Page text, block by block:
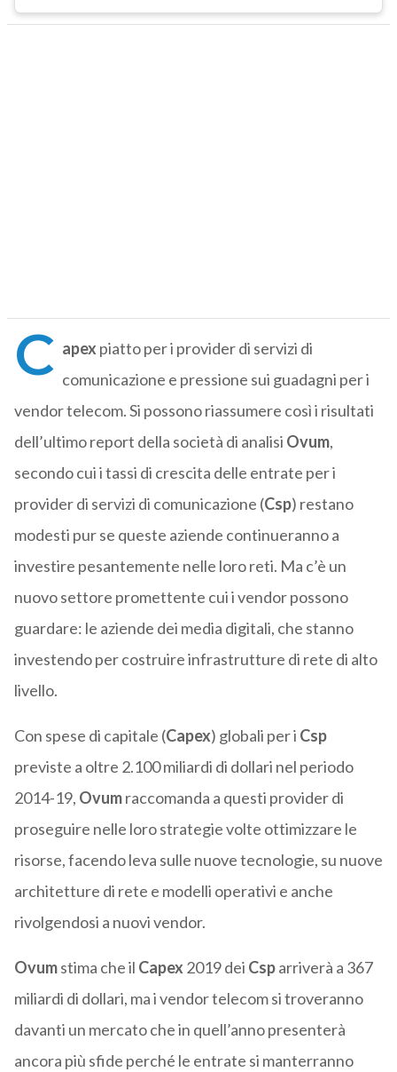
C apexpiatto per i provider di servizi di
comunicazione e pressione sui guadagni per i
vendor telecom. Si possono riassumere così i risultati
dell’ultimo report della società di analisi Ovum,
secondo cui i tassi di crescita delle entrate per i
provider di servizi di comunicazione (Csp) restano
modesti pur se queste aziende continueranno a
investire pesantemente nelle loro reti. Ma c’è un
nuovo settore promettente cui i vendor possono
guardare: le aziende dei media digitali, che stanno
investendo per costruire infrastrutture di rete di alto
livello.
Con spese di capitale (Capex) globali per i Csp
previste a oltre 2.100 miliardi di dollari nel periodo
2014-19, Ovumraccomanda a questi provider di
proseguire nelle loro strategie volte ottimizzare le
risorse, facendo leva sulle nuove tecnologie, su nuove
architetture di rete e modelli operativi e anche
rivolgendosi a nuovi vendor.
Ovumstima che il Capex2019 dei Csparriverà a 367
miliardi di dollari, ma i vendor telecom si troveranno
davanti un mercato che in quell’anno presenterà
ancora più sfide perché le entrate si manterranno